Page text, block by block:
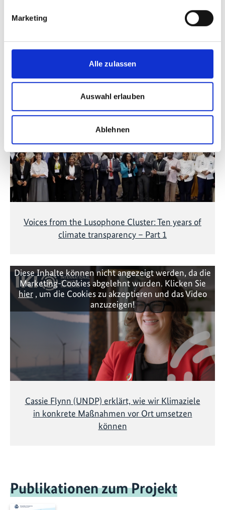
Marketing
Alle zulassen
Auswahl erlauben
Ablehnen
Voices from the Lusophone Cluster: Ten years of
Diese Inhalte können nicht angezeigt werden, da die
hier, um die Cookies zu akzeptieren und das Video
anzuzeigen!
Voices from the Lusophone Cluster: Ten years of
climate transparency – Part 1
Diese Inhalte können nicht angezeigt werden, da die
Marketing-Cookies abgelehnt wurden. Klicken Sie
hier, um die Cookies zu akzeptieren und das Video
anzuzeigen!
Cassie Flynn (UNDP) erklärt, wie wir Klimaziele
in konkrete Maßnahmen vor Ort umsetzen
können
Publikationen zum Projekt